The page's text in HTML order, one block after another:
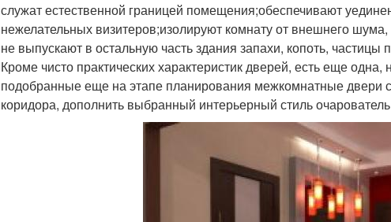
служат естественной границей помещения;обеспечивают
нежелательных визитеров;изолируют комнату от внешнего
не выпускают в остальную часть здания запахи, копоть, частицы
Кроме чисто практических характеристик дверей, есть еще
подобранные еще на этапе планирования межкомнатные двери
коридора, дополнить выбранный интерьерный стиль